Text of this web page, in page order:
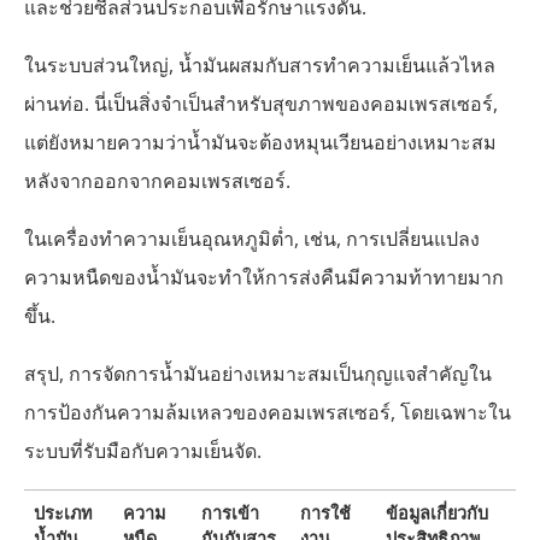
และช่วยซีลส่วนประกอบเพื่อรักษาแรงดัน.
ในระบบส่วนใหญ่, น้ำมันผสมกับสารทำความเย็นแล้วไหล
ผ่านท่อ. นี่เป็นสิ่งจำเป็นสำหรับสุขภาพของคอมเพรสเซอร์,
แต่ยังหมายความว่าน้ำมันจะต้องหมุนเวียนอย่างเหมาะสม
หลังจากออกจากคอมเพรสเซอร์.
ในเครื่องทำความเย็นอุณหภูมิต่ำ, เช่น, การเปลี่ยนแปลง
ความหนืดของน้ำมันจะทำให้การส่งคืนมีความท้าทายมาก
ขึ้น.
สรุป, การจัดการน้ำมันอย่างเหมาะสมเป็นกุญแจสำคัญใน
การป้องกันความล้มเหลวของคอมเพรสเซอร์, โดยเฉพาะใน
ระบบที่รับมือกับความเย็นจัด.
ประเภท
ความ
การเข้า
การใช้
ข้อมูลเกี่ยวกับ